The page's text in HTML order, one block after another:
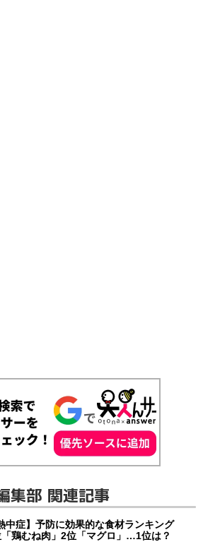
集部 関連記事
中症】予防に効果的な食材ランキング
鶏むね肉」2位「マグロ」…1位は？